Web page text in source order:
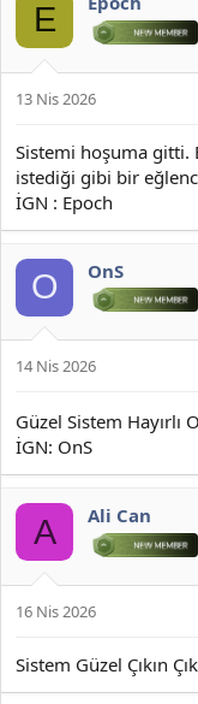
E
13 Nis 2026
Sistemi hoşuma gitti.
istediği gibi bir
İGN : Epoch
O OnS
14 Nis 2026
Güzel Sistem Hayırlı
İGN: OnS
A Ali Can
16 Nis 2026
Sistem Güzel Çıkın